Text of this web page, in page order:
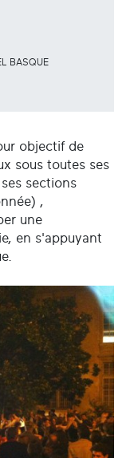
BASQUE
objectif de
sous toutes ses
sections
,
une
en s'appuyant